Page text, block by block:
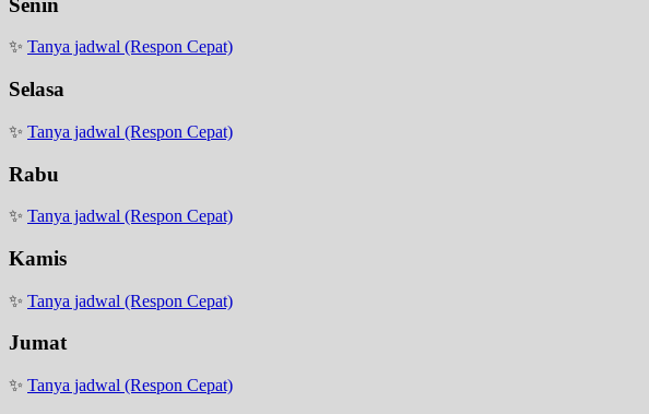
Senin
✨ Tanya jadwal (Respon Cepat)
Selasa
✨ Tanya jadwal (Respon Cepat)
Rabu
✨ Tanya jadwal (Respon Cepat)
Kamis
✨ Tanya jadwal (Respon Cepat)
Jumat
✨ Tanya jadwal (Respon Cepat)